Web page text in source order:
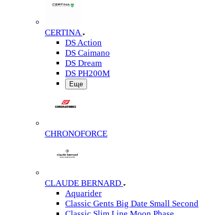
CERTINA
DS Action
DS Caimano
DS Dream
DS PH200M
Еще
CHRONOFORCE
CLAUDE BERNARD
Aquarider
Classic Gents Big Date Small Second